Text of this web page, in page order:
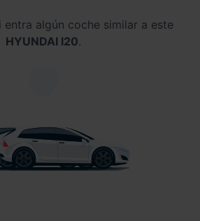
entra algún coche similar a este
HYUNDAI I20.